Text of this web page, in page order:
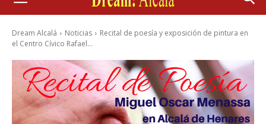
Dream Alcalá Noticias
Recital de poesía y exposición de pintura en
el Centro Cívico Rafael...